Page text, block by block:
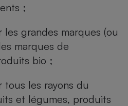
;
grandes marques (ou
marques de
bio ;
les rayons du
et légumes, produits